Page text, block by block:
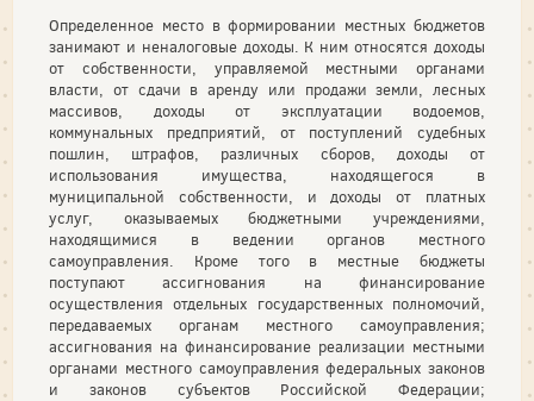
Определенное место в формировании местных бюджетов
занимают и неналоговые доходы. К ним относятся доходы
от собственности, управляемой местными органами
власти, от сдачи в аренду или продажи земли, лесных
массивов, доходы от эксплуатации водоемов,
коммунальных предприятий, от поступлений судебных
пошлин, штрафов, различных сборов, доходы от
использования имущества, находящегося в
муниципальной собственности, и доходы от платных
услуг, оказываемых бюджетными учреждениями,
находящимися в ведении органов местного
самоуправления. Кроме того в местные бюджеты
поступают ассигнования на финансирование
осуществления отдельных государственных полномочий,
передаваемых органам местного самоуправления;
ассигнования на финансирование реализации местными
органами местного самоуправления федеральных законов
и законов субъектов Российской Федерации;